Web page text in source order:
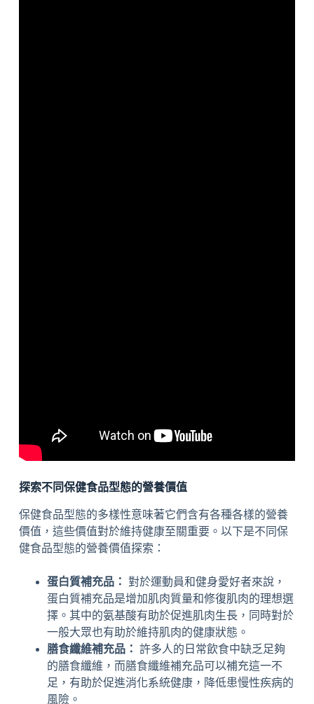
探索不同保健食品型態的營養價值
保健食品型態的多樣性意味著它們含有各種各樣的營養
價值，這些價值對於維持健康至關重要。以下是不同保
健食品型態的營養價值探索：
蛋白質補充品： 對於運動員和健身愛好者來說，
蛋白質補充品是增加肌肉質量和修復肌肉的理想選
擇。其中的氨基酸有助於促進肌肉生長，同時對於
一般大眾也有助於維持肌肉的健康狀態。
膳食纖維補充品： 許多人的日常飲食中缺乏足夠
的膳食纖維，而膳食纖維補充品可以補充這一不
足，有助於促進消化系統健康，降低患慢性疾病的
風險。